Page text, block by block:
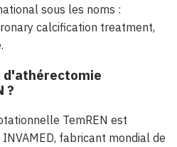
sous les noms :
calcification treatment,
d'athérectomie
?
TemREN est
fabricant mondial de